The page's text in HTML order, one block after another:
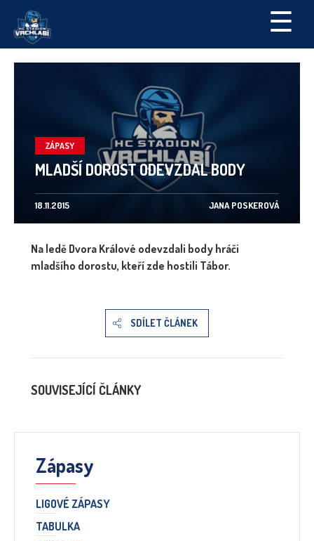
☰
ZÁPASY
MLADŠÍ DOROST ODEVZDAL BODY
18.11.2015 JANA POSKEROVÁ
Na ledě Dvora Králové odevzdali body hráči
mladšího dorostu, kteří zde hostili Tábor.
SDÍLET ČLÁNEK
SOUVISEJÍCÍ ČLÁNKY
Zápasy
LIGOVÉ ZÁPASY
TABULKA